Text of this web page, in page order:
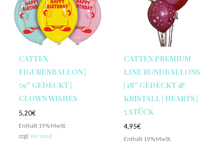
CATTEX
FIGURENBALLON |
59″ GEDECKT |
CLOWN WISHES
5,20€
Enthält 19% MwSt.
zzgl. Versand
CATTEX PREMIUM
LINE RUNDBALLONS
| 18″ GEDECKT &
KRISTALL | HEARTS |
5 STÜCK
4,95€
Enthält 19% MwSt.